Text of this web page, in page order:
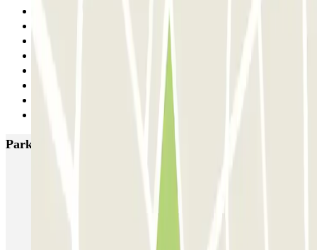
Parkings más valorados en Sevilla
MC Plaza de Cuba
SABA Estación Sevilla - Plaza de las Armas
Rosa Amarilla - Hospital Virgen del Rocío